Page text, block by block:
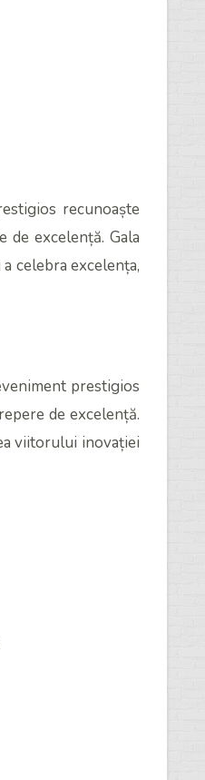
recunoaște
excelență. Gala
celebra excelența,
prestigios
de excelență.
viitorului inovației